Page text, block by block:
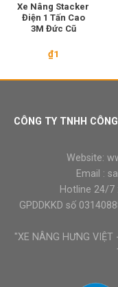
Xe Nâng Stacker
Điện 1 Tấn Cao
3M Đức Cũ
₫1
CÔNG TY TNHH
Website:
Email :
Hotline 24/7 :
GPDDKKD số
"XE NÂNG HƯNG VIỆT